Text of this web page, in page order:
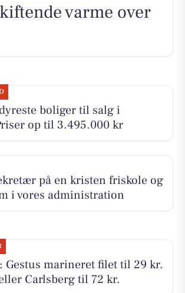
varme over
boliger til salg i
op til 3.495.000 kr
på en kristen friskole og
i vores administration
Gestus marineret filet til 29 kr.
Carlsberg til 72 kr.